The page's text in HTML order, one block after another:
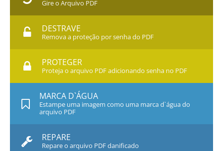
Gire o Arquivo PDF
DESTRAVE
Remova a proteção por senha do PDF
PROTEGER
Proteja o arquivo PDF adicionando senha no PDF
MARCA D`ÁGUA
Estampe uma imagem como uma marca d`água do
arquivo PDF
REPARE
Repare o arquivo PDF danificado